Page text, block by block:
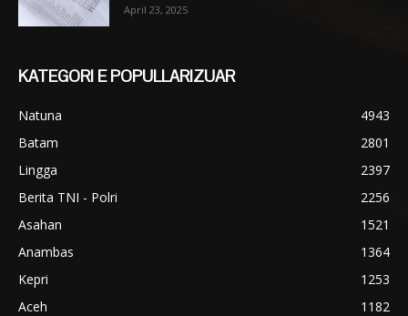
April 23, 2025
KATEGORI E POPULLARIZUAR
Natuna
4943
Batam
2801
Lingga
2397
Berita TNI - Polri
2256
Asahan
1521
Anambas
1364
Kepri
1253
Aceh
1182